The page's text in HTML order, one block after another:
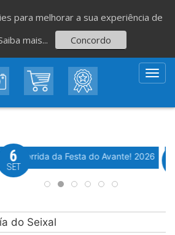
Evento WeTiming
37ª Corrida da Festa do Avante! 2026
6
SET
do Seixal
para melhorar a sua experiência de
mais... Concordo